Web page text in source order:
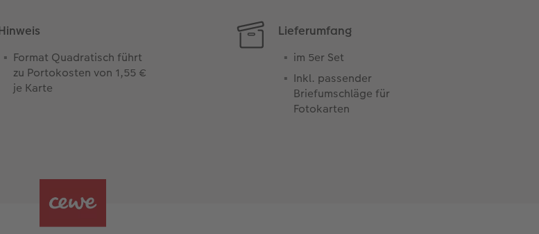
Format Quadratisch führt
zu Portokosten von 1,55 €
je Karte
Lieferumfang
im 5er Set
Inkl. passender
Briefumschläge für
Fotokarten